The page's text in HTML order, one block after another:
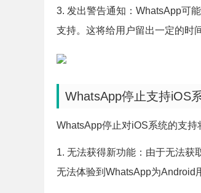
3. 发出警告通知：WhatsApp可
支持。这将给用户留出一定的时
WhatsApp停止支持iOS
WhatsApp停止对iOS系统的支持
1. 无法获得新功能：由于无法获
无法体验到WhatsApp为Android